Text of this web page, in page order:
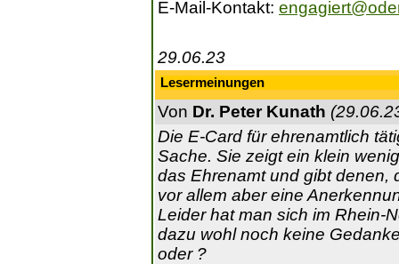
E-Mail-Kontakt:
29.06.23
Lesermeinungen
Von Dr. Peter Kunath
Die E-Card für ehrenamtlich
Sache. Sie zeigt ein klein
das Ehrenamt und gibt denen,
vor allem aber eine
Leider hat man sich im Rhein-
dazu wohl noch keine
oder ?